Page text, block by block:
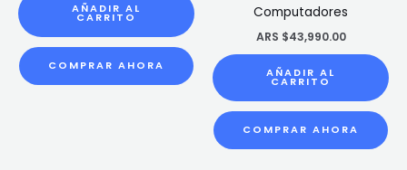
AÑADIR AL
CARRITO
COMPRAR AHORA
Computadores
ARS $43,990.00
AÑADIR AL
CARRITO
COMPRAR AHORA